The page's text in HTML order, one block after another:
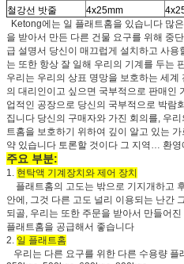
철강선 밧줄
4x25mm
Ketong에는 일 플래트홈을 있습니다 많
을 받아서 만든 다른 건물 요구를 위해 중
급 설명서 당신이 매끄럽게 설치하고 사용
는 또한 항상 잘 일해 우리의 기계를 두는
우리는 우리의 상표 명망을 보호하는 세계
의 대리인이고 싶으면 국부적으로 판매인
업적인 공장으로 당신의 국부적으로 박람
집니다 당신의 구매자와 가진 회의를, 우
트홈을 보호하기 위하여 깊이 알고 있는
약 있습니다 토론할 것이다 그 지역… 환영
주요 부분:
1. 현탁액 기계장치와 제어 장치
플래트홈의 고도는 밖으로 기지개하고
안에, 그것 다른 고도 널리 이용되는 난간
되골, 우리는 또한 주문을 받아서 만들어
플래트홈을 공급해서 좋습니다
2. 일 플래트홈
우리는 다른 요구를 위한 다른 수용량 플